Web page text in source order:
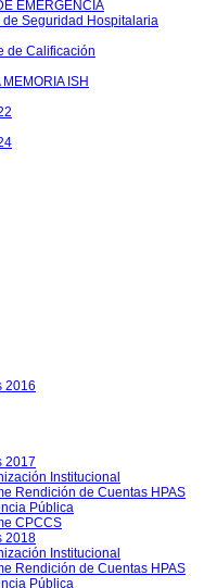
EMERGENCIA
Seguridad Hospitalaria
de Calificación
ISH
2016
2017
Institucional
Rendición de Cuentas HPAS
Pública
CPCCS
2018
Institucional
Rendición de Cuentas HPAS
Pública